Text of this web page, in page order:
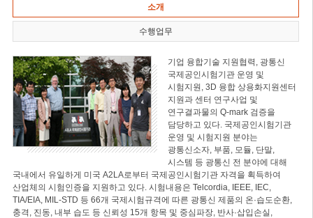
소개
수행업무
기업 융합기술 지원협력, 광통신
국제공인시험기관 운영 및
시험지원, 3D 융합 상용화지원센터
지원과 센터 연구사업 및
연구결과물의 Q-mark 검증을
담당하고 있다. 국제공인시험기관
운영 및 시험지원 분야는
광통신소자, 부품, 모듈, 단말,
시스템 등 광통신 전 분야에 대해
국내에서 유일하게 미국 A2LA로부터 국제공인시험기관 자격을 획득하여
산업체의 시험인증을 지원하고 있다. 시험내용은 Telcordia, IEEE, IEC,
TIA/EIA, MIL-STD 등 66개 국제시험규격에 따른 광통신 제품의 온·습도순환,
충격, 진동, 내부 습도 등 신뢰성 15개 항목 및 중심파장, 반사·삽입손실,